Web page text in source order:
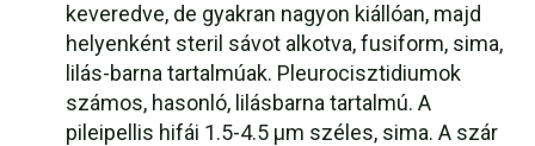
keveredve, de gyakran nagyon kiállóan, majd
helyenként steril sávot alkotva, fusiform, sima,
lilás-barna tartalmúak. Pleurocisztidiumok
számos, hasonló, lilásbarna tartalmú. A
pileipellis hifái 1.5-4.5 µm széles, sima. A szár